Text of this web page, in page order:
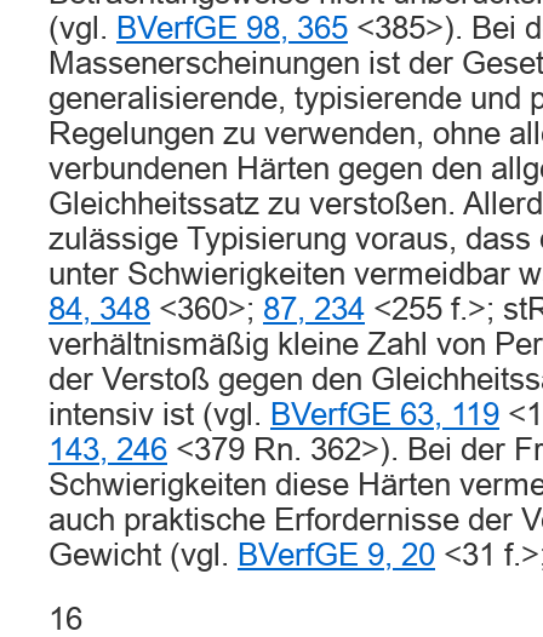
(vgl. BVerfGE 98, 365 <385>). Bei
Massenerscheinungen ist der
generalisierende, typisierende und
Regelungen zu verwenden, ohne
verbundenen Härten gegen den
Gleichheitssatz zu verstoßen.
zulässige Typisierung voraus, dass
unter Schwierigkeiten vermeidbar
84, 348 <360>; 87, 234 <255 f.>;
verhältnismäßig kleine Zahl von
der Verstoß gegen den
intensiv ist (vgl. BVerfGE 63, 119
143, 246 <379 Rn. 362>). Bei der
Schwierigkeiten diese Härten
auch praktische Erfordernisse der
Gewicht (vgl. BVerfGE 9, 20 <31
16